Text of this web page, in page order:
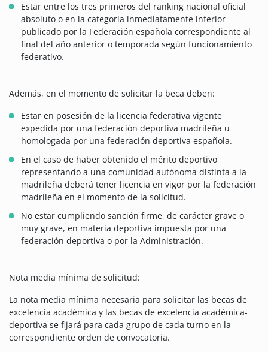
Estar entre los tres primeros del ranking nacional oficial
absoluto o en la categoría inmediatamente inferior
publicado por la Federación española correspondiente al
final del año anterior o temporada según funcionamiento
federativo.
Además, en el momento de solicitar la beca deben:
Estar en posesión de la licencia federativa vigente
expedida por una federación deportiva madrileña u
homologada por una federación deportiva española.
En el caso de haber obtenido el mérito deportivo
representando a una comunidad autónoma distinta a la
madrileña deberá tener licencia en vigor por la federación
madrileña en el momento de la solicitud.
No estar cumpliendo sanción firme, de carácter grave o
muy grave, en materia deportiva impuesta por una
federación deportiva o por la Administración.
Nota media mínima de solicitud:
La nota media mínima necesaria para solicitar las becas de
excelencia académica y las becas de excelencia académica-
deportiva se fijará para cada grupo de cada turno en la
correspondiente orden de convocatoria.